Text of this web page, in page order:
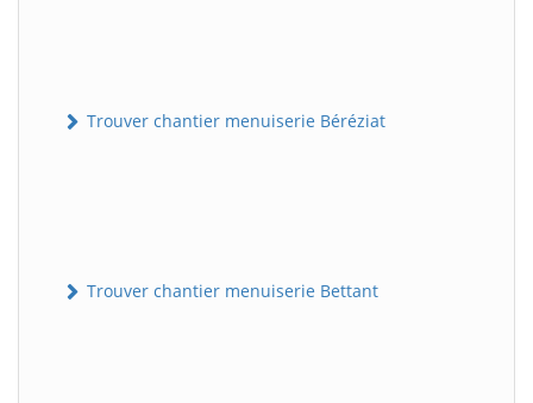
Trouver chantier menuiserie Béréziat
Trouver chantier menuiserie Bettant